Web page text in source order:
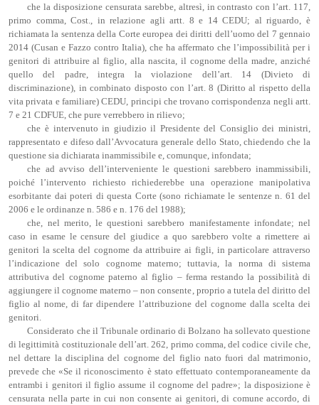
che la disposizione censurata sarebbe, altresì, in contrasto con l’art. 117,
primo comma, Cost., in relazione agli artt. 8 e 14 CEDU; al riguardo, è
richiamata la sentenza della Corte europea dei diritti dell’uomo del 7 gennaio
2014 (Cusan e Fazzo contro Italia), che ha affermato che l’impossibilità per i
genitori di attribuire al figlio, alla nascita, il cognome della madre, anziché
quello del padre, integra la violazione dell’art. 14 (Divieto di
discriminazione), in combinato disposto con l’art. 8 (Diritto al rispetto della
vita privata e familiare) CEDU, principi che trovano corrispondenza negli artt.
7 e 21 CDFUE, che pure verrebbero in rilievo;
che è intervenuto in giudizio il Presidente del Consiglio dei ministri,
rappresentato e difeso dall’Avvocatura generale dello Stato, chiedendo che la
questione sia dichiarata inammissibile e, comunque, infondata;
che ad avviso dell’interveniente le questioni sarebbero inammissibili,
poiché l’intervento richiesto richiederebbe una operazione manipolativa
esorbitante dai poteri di questa Corte (sono richiamate le sentenze n. 61 del
2006 e le ordinanze n. 586 e n. 176 del 1988);
che, nel merito, le questioni sarebbero manifestamente infondate; nel
caso in esame le censure del giudice a quo sarebbero volte a rimettere ai
genitori la scelta del cognome da attribuire ai figli, in particolare attraverso
l’indicazione del solo cognome materno; tuttavia, la norma di sistema
attributiva del cognome paterno al figlio – ferma restando la possibilità di
aggiungere il cognome materno – non consente, proprio a tutela del diritto del
figlio al nome, di far dipendere l’attribuzione del cognome dalla scelta dei
genitori.
Considerato che il Tribunale ordinario di Bolzano ha sollevato questione
di legittimità costituzionale dell’art. 262, primo comma, del codice civile che,
nel dettare la disciplina del cognome del figlio nato fuori dal matrimonio,
prevede che «Se il riconoscimento è stato effettuato contemporaneamente da
entrambi i genitori il figlio assume il cognome del padre»; la disposizione è
censurata nella parte in cui non consente ai genitori, di comune accordo, di